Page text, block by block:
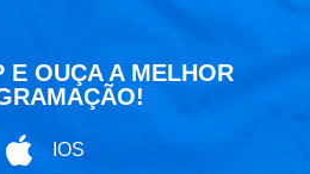
E OUÇA A MELHOR
IOS